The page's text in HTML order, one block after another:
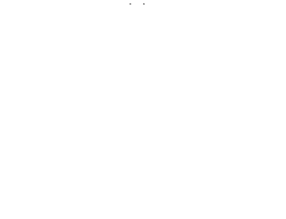
ます。